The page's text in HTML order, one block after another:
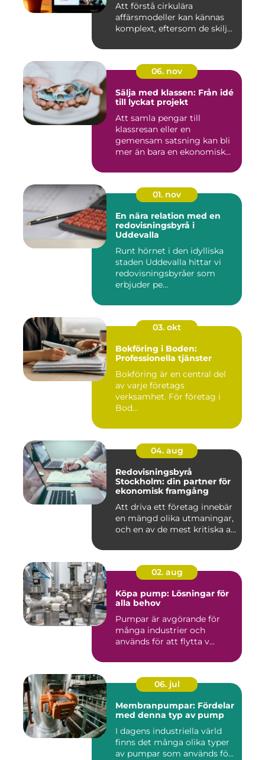
Att förstå cirkulära
affärsmodeller kan kännas
komplext, eftersom de skilj...
06. nov
Sälja med klassen: Från idé
till lyckat projekt
Att samla pengar till
klassresan eller en
gemensam satsning kan bli
mer än bara en ekonomisk
01. nov
En nära relation med en
redovisningsbyrå i
Uddevalla
Runt hörnet i den idylliska
staden Uddevalla hittar vi
redovisningsbyråer som
erbjuder pe...
03. okt
Bokföring i Boden:
Professionella tjänster
Bokföring är en central del
av varje företags
verksamhet. För företag i
Bod...
04. aug
Redovisningsbyrå
Stockholm: din partner för
ekonomisk framgång
Att driva ett företag innebär
en mängd olika utmaningar,
och en av de mest kritiska a...
02. aug
Köpa pump: Lösningar för
alla behov
Pumpar är avgörande för
många industrier och
används för att flytta v...
06. jul
Membranpumpar: Fördelar
med denna typ av pump
I dagens industriella värld
finns det många olika typer
av pumpar som används fö...